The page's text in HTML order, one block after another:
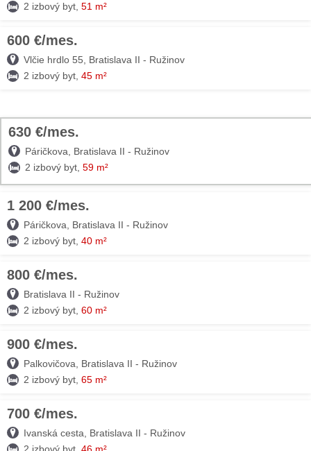
2 izbový byt, 51 m²
TOP
600 €/mes.
Vlčie hrdlo 55, Bratislava II - Ružinov
2 izbový byt, 45 m²
TOP
630 €/mes.
Páričkova, Bratislava II - Ružinov
2 izbový byt, 59 m²
1 200 €/mes.
Páričkova, Bratislava II - Ružinov
2 izbový byt, 40 m²
800 €/mes.
Bratislava II - Ružinov
2 izbový byt, 60 m²
900 €/mes.
Palkovičova, Bratislava II - Ružinov
2 izbový byt, 65 m²
700 €/mes.
Ivanská cesta, Bratislava II - Ružinov